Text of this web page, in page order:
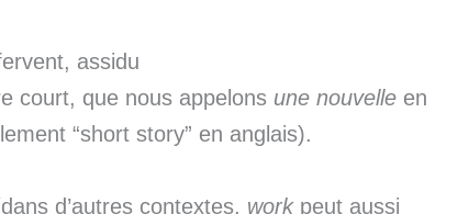
assidu
court, que nous appelons une nouvelle en
“short story” en anglais).
d’autres contextes, workpeut aussi